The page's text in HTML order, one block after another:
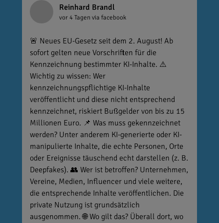
Reinhard Brandl
vor 4 Tagen via facebook
🚨 Neues EU-Gesetz seit dem 2. August! Ab
sofort gelten neue Vorschriften für die
Kennzeichnung bestimmter KI-Inhalte. ⚠️
Wichtig zu wissen: Wer
kennzeichnungspflichtige KI-Inhalte
veröffentlicht und diese nicht entsprechend
kennzeichnet, riskiert Bußgelder von bis zu 15
Millionen Euro. 📌 Was muss gekennzeichnet
werden? Unter anderem KI-generierte oder KI-
manipulierte Inhalte, die echte Personen, Orte
oder Ereignisse täuschend echt darstellen (z. B.
Deepfakes). 👥 Wer ist betroffen? Unternehmen,
Vereine, Medien, Influencer und viele weitere,
die entsprechende Inhalte veröffentlichen. Die
private Nutzung ist grundsätzlich
ausgenommen. 🌐 Wo gilt das? Überall dort, wo